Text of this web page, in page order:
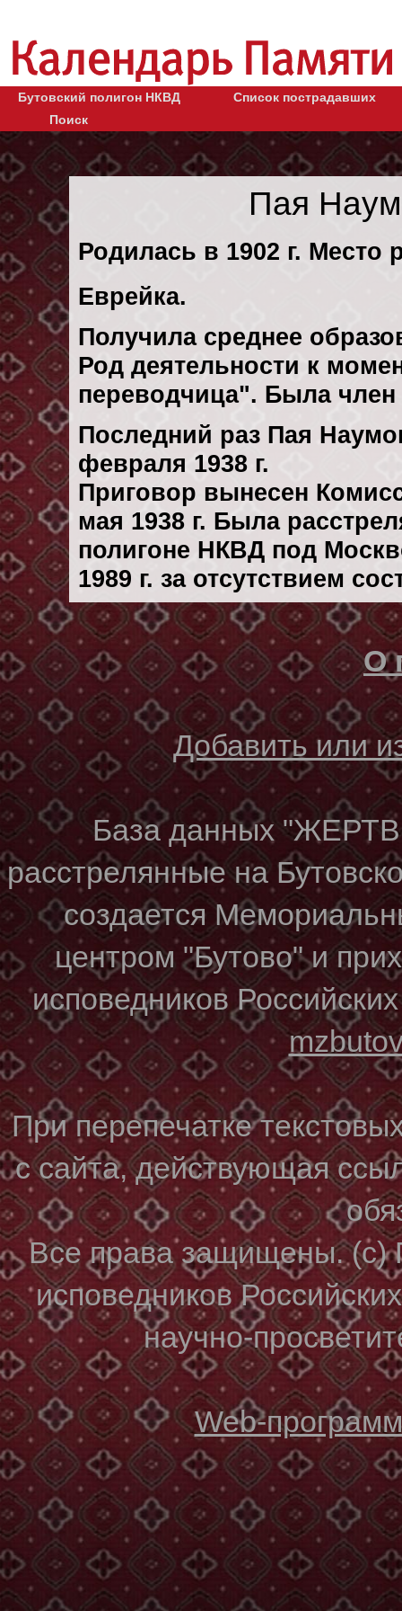
Бутовский полигон НКВД
Список пострадавших
Поиск
Пая
Родилась в 1902 г.
Еврейка.
Получила среднее
Род деятельности к
переводчица". Была
Последний раз Пая
февраля 1938 г.
Приговор вынесен
мая 1938 г. Была
полигоне НКВД под
1989 г. за отсутствием
О
Добавить или
База данных
расстрелянные на
создается
центром "Бутово" и
исповедников
При перепечатке
с сайта, действующая
Все права защищены. (с)
исповедников
научно-
Web-